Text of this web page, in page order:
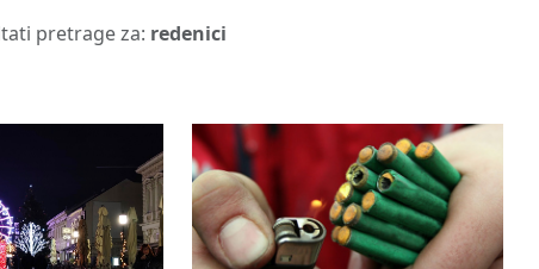
pretrage za: redenici